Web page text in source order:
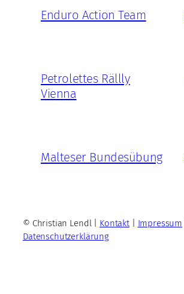
Enduro Action Team
Petrolettes Rällly
Vienna
Malteser Bundesübung
© Christian Lendl | Kontakt| Impressum
Datenschutzerklärung